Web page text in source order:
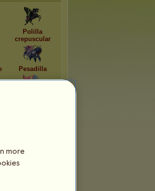
Polilla
crepuscular
Pesadilla
more